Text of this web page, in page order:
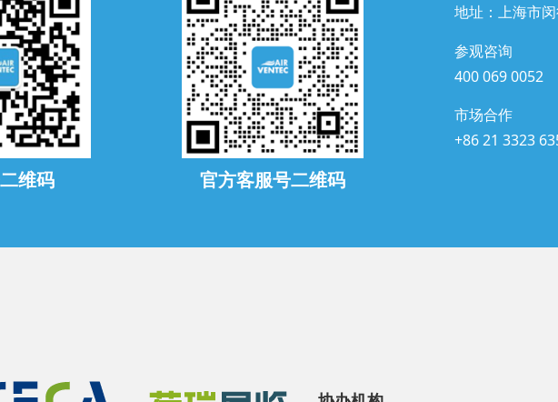
维码 官方客服号二维码
地址：上海市
参观咨询
400 069 0052
市场合作
+86 21 3323